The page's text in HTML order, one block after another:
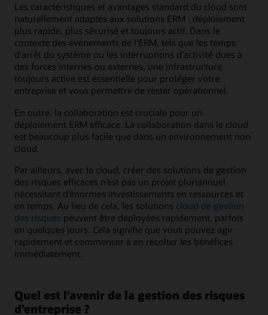
Les caractéristiques et avantages standard du cloud sont
naturellement adaptés aux solutions ERM : déploiement
plus rapide, plus sécurisé et toujours actif. Dans le
contexte des événements de l'ERM, tels que les temps
d’arrêt du système ou les interruptions d’activité dues à
des forces internes ou externes, une infrastructure
toujours active est essentielle pour protéger votre
entreprise et vous permettre de rester opérationnel.
En outre, la collaboration est cruciale pour un
déploiement ERM efficace. La collaboration dans le cloud
est beaucoup plus facile que dans un environnement non
cloud.
Par ailleurs, avec le cloud, créer des solutions de gestion
des risques efficaces n’est pas un projet pluriannuel
nécessitant d’énormes investissements en ressources et
en temps. Au lieu de cela, les solutions cloud de gestion
des risques peuvent être déployées rapidement, parfois
en quelques jours. Cela signifie que vous pouvez agir
rapidement et commencer à en récolter les bénéfices
immédiatement.
Quel est l’avenir de la gestion des risques
d’entreprise ?